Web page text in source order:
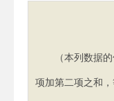
（本列数据
项加第二项之和